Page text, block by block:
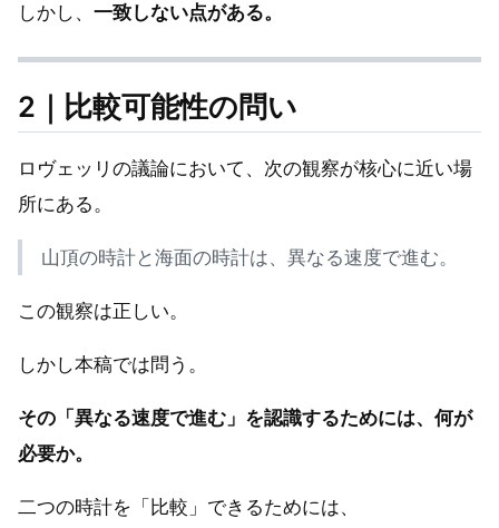
しかし、 一致しない点がある。
2｜比較可能性の問い
ロヴェッリの議論において、次の観察が核心に近い場
所にある。
山頂の時計と海面の時計は、異なる速度で進む。
この観察は正しい。
しかし本稿では問う。
その「異なる速度で進む」を認識するためには、何が
必要か。
二つの時計を「比較」できるためには、